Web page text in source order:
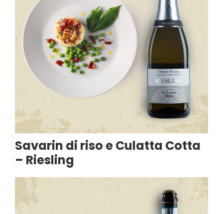
Savarin di riso e Culatta Cotta
– Riesling